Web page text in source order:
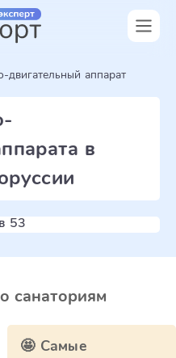
двигательный аппарат
в
53
санаториям
🤩 Самые